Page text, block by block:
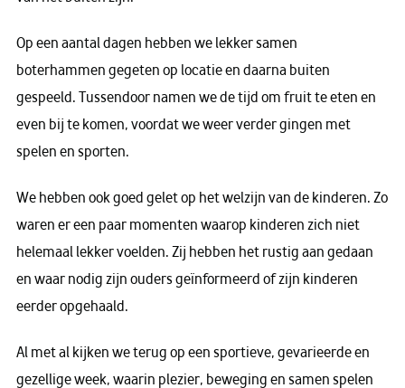
Op een aantal dagen hebben we lekker samen
boterhammen gegeten op locatie en daarna buiten
gespeeld. Tussendoor namen we de tijd om fruit te eten en
even bij te komen, voordat we weer verder gingen met
spelen en sporten.
We hebben ook goed gelet op het welzijn van de kinderen. Zo
waren er een paar momenten waarop kinderen zich niet
helemaal lekker voelden. Zij hebben het rustig aan gedaan
en waar nodig zijn ouders geïnformeerd of zijn kinderen
eerder opgehaald.
Al met al kijken we terug op een sportieve, gevarieerde en
gezellige week, waarin plezier, beweging en samen spelen